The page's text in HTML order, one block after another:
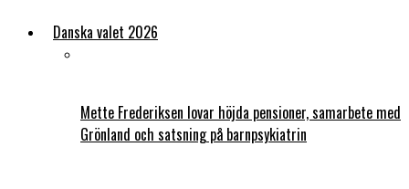
Danska valet 2026
Mette Frederiksen lovar höjda pensioner, samarbete med
Grönland och satsning på barnpsykiatrin